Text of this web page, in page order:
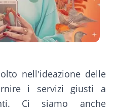
nell'ideazione delle
i servizi giusti a
Ci siamo anche